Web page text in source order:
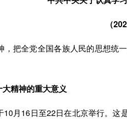
（
全党全国各族人民的思想统
精神的重大意义
16日至22日在北京举行。这